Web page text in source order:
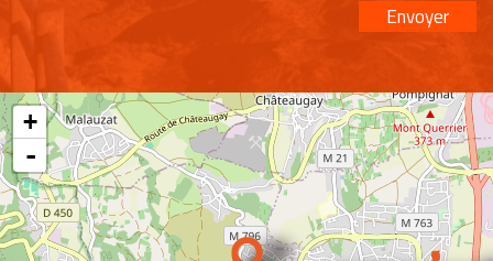
Envoyer
+
-